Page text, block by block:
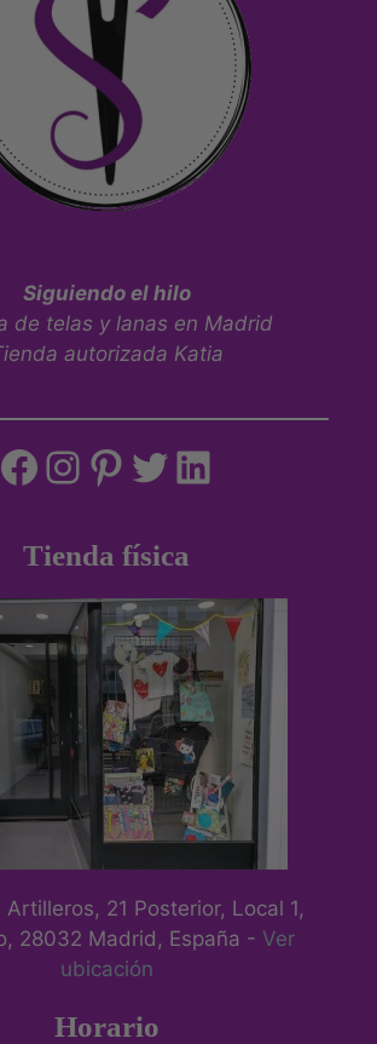
Siguiendo el hilo
de telas y lanas en Madrid
autorizada Katia
Tienda física
Artilleros, 21 Posterior, Local 1,
28032 Madrid, España - Ver
ubicación
Horario